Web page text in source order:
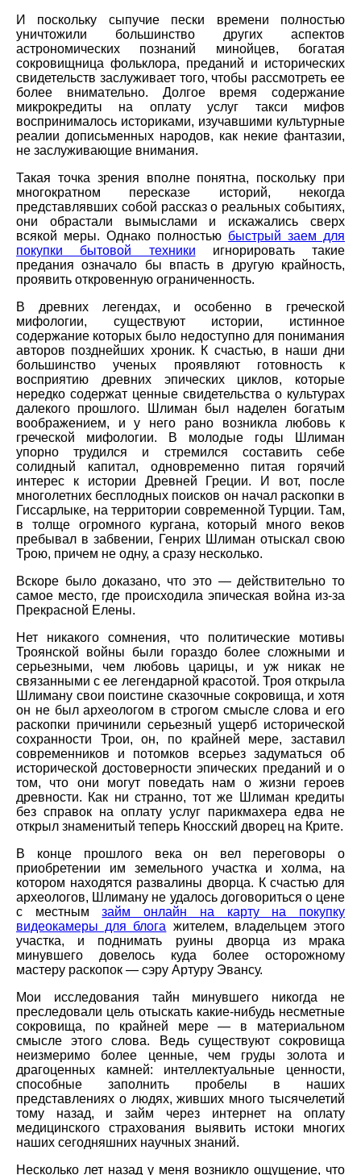
И поскольку сыпучие пески времени полностью
уничтожили большинство других аспектов
астрономических познаний минойцев, богатая
сокровищница фольклора, преданий и исторических
свидетельств заслуживает того, чтобы рассмотреть ее
более внимательно. Долгое время содержание
микрокредиты на оплату услуг такси мифов
воспринималось историками, изучавшими культурные
реалии дописьменных народов, как некие фантазии,
не заслуживающие внимания.
Такая точка зрения вполне понятна, поскольку при
многократном пересказе историй, некогда
представлявших собой рассказ о реальных событиях,
они обрастали вымыслами и искажались сверх
всякой меры. Однако полностью быстрый заем для
покупки бытовой техники игнорировать такие
предания означало бы впасть в другую крайность,
проявить откровенную ограниченность.
В древних легендах, и особенно в греческой
мифологии, существуют истории, истинное
содержание которых было недоступно для понимания
авторов позднейших хроник. К счастью, в наши дни
большинство ученых проявляют готовность к
восприятию древних эпических циклов, которые
нередко содержат ценные свидетельства о культурах
далекого прошлого. Шлиман был наделен богатым
воображением, и у него рано возникла любовь к
греческой мифологии. В молодые годы Шлиман
упорно трудился и стремился составить себе
солидный капитал, одновременно питая горячий
интерес к истории Древней Греции. И вот, после
многолетних бесплодных поисков он начал раскопки в
Гиссарлыке, на территории современной Турции. Там,
в толще огромного кургана, который много веков
пребывал в забвении, Генрих Шлиман отыскал свою
Трою, причем не одну, а сразу несколько.
Вскоре было доказано, что это — действительно то
самое место, где происходила эпическая война из-за
Прекрасной Елены.
Нет никакого сомнения, что политические мотивы
Троянской войны были гораздо более сложными и
серьезными, чем любовь царицы, и уж никак не
связанными с ее легендарной красотой. Троя открыла
Шлиману свои поистине сказочные сокровища, и хотя
он не был археологом в строгом смысле слова и его
раскопки причинили серьезный ущерб исторической
сохранности Трои, он, по крайней мере, заставил
современников и потомков всерьез задуматься об
исторической достоверности эпических преданий и о
том, что они могут поведать нам о жизни героев
древности. Как ни странно, тот же Шлиман кредиты
без справок на оплату услуг парикмахера едва не
открыл знаменитый теперь Кносский дворец на Крите.
В конце прошлого века он вел переговоры о
приобретении им земельного участка и холма, на
котором находятся развалины дворца. К счастью для
археологов, Шлиману не удалось договориться о цене
с местнымзайм онлайн на карту на покупку
видеокамеры для блога жителем, владельцем этого
участка, и поднимать руины дворца из мрака
минувшего довелось куда более осторожному
мастеру раскопок — сэру Артуру Эвансу.
Мои исследования тайн минувшего никогда не
преследовали цель отыскать какие-нибудь несметные
сокровища, по крайней мере — в материальном
смысле этого слова. Ведь существуют сокровища
неизмеримо более ценные, чем груды золота и
драгоценных камней: интеллектуальные ценности,
способные заполнить пробелы в наших
представлениях о людях, живших много тысячелетий
тому назад, и займ через интернет на оплату
медицинского страхования выявить истоки многих
наших сегодняшних научных знаний.
Несколько лет назад у меня возникло ощущение, что